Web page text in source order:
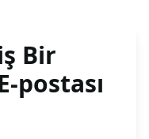
Bir
postası